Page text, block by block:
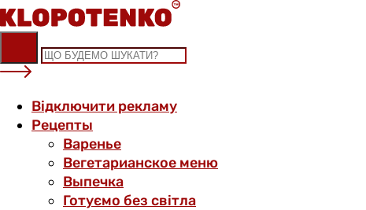
Skip
to
content
Відключити рекламу
Рецепты
Варенье
Вегетарианское меню
Выпечка
Готуємо без світла